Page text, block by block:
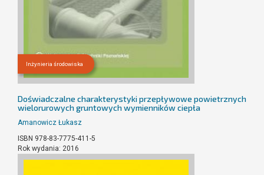
Inżynieria środowiska
Doświadczalne charakterystyki przepływowe powietrznych
wielorurowych gruntowych wymienników ciepła
Amanowicz Łukasz
ISBN 978-83-7775-411-5
Rok wydania: 2016